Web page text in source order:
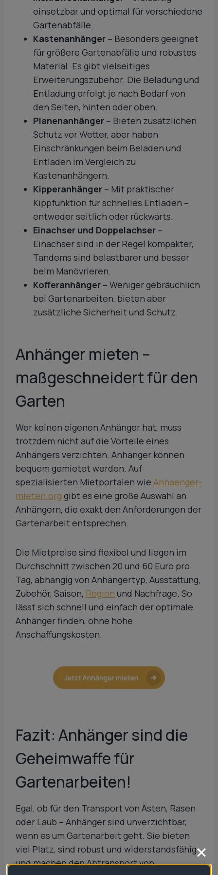
einsetzbar und optimal für verschiedene
Gartenabfälle.
Kastenanhänger – Besonders geeignet
für größere Gartenabfälle und robustes
Material. Es gibt vielseitiges
Erweiterungszubehör. Die Beladung und
Entladung erfolgt je nach Bedarf von
den Seiten, hinten oder oben.
Planenanhänger – Bieten zusätzlichen
Schutz vor Wetter, aber haben
Einschränkungen beim Beladen und
Entladen im Vergleich zu
Kastenanhängern.
Kipperanhänger – Mit praktischer
Kippfunktion für schnelles Entladen –
entweder seitlich oder rückwärts.
Einachser und Doppelachser –
Einachser sind in der Regel kompakter,
Tandems sind belastbarer und besser
beim Manövrieren.
Kofferanhänger – Weniger gebräuchlich
bei Gartenarbeiten, bieten aber
zusätzliche Sicherheit und Schutz.
Anhänger mieten –
maßgeschneidert für den
Garten
Wer keinen eigenen Anhänger hat, muss
trotzdem nicht auf die Vorteile eines
Anhängers verzichten. Anhänger können
bequem gemietet werden. Auf
spezialisierten Mietportalen wie Anhaenger-
mieten.org gibt es eine große Auswahl an
Anhängern, die exakt den Anforderungen der
Gartenarbeit entsprechen.
Die Mietpreise sind flexibel und liegen im
Durchschnitt zwischen 20 und 60 Euro pro
Tag, abhängig von Anhängertyp, Ausstattung,
Zubehör, Saison, Region und Nachfrage. So
lässt sich schnell und einfach der optimale
Anhänger finden, ohne hohe
Anschaffungskosten.
Fazit: Anhänger sind die
Geheimwaffe für
Gartenarbeiten!
Egal, ob für den Transport von Ästen, Rasen
oder Laub – Anhänger sind unverzichtbar,
wenn es um Gartenarbeit geht. Sie bieten
viel Platz, sind robust und widerstandsfähig
und machen den Abtransport von